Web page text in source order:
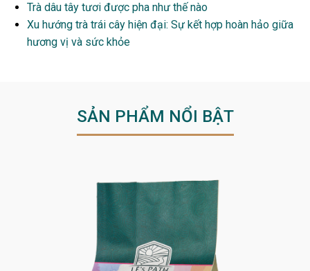
Trà dâu tây tươi được pha như thế nào
Xu hướng trà trái cây hiện đại: Sự kết hợp hoàn hảo giữa
hương vị và sức khỏe
SẢN PHẨM NỔI BẬT